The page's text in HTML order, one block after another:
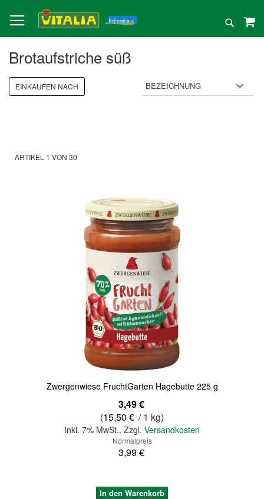
zum
Inhalt
Suche
Brotaufstriche süß
ARTIKEL 1 VON 30
Zwergenwiese FruchtGarten Hagebutte 225 g
3,49 €
(15,50 € / 1 kg)
Inkl. 7% MwSt., Zzgl. Versandkosten
Normalpreis
3,99 €
In den Warenkorb
EINKAUFEN NACH